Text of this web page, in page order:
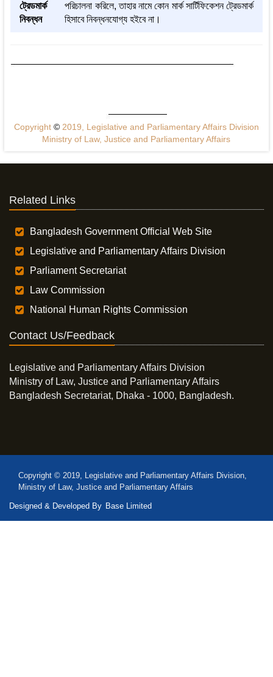
ট্রেডমার্ক
নিবন্ধন
পরিচালনা করিলে, তাহার নামে কোন মার্ক সার্টিফিকেশন ট্রেডমার্ক
হিসাবে নিবন্ধনযোগ্য হইবে না।
Copyright ©2019, Legislative and Parliamentary Affairs Division
Ministry of Law, Justice and Parliamentary Affairs
Related Links
Bangladesh Government Official Web Site
Legislative and Parliamentary Affairs Division
Parliament Secretariat
Law Commission
National Human Rights Commission
Contact Us/Feedback
Legislative and Parliamentary Affairs Division
Ministry of Law, Justice and Parliamentary Affairs
Bangladesh Secretariat, Dhaka - 1000, Bangladesh.
Copyright © 2019, Legislative and Parliamentary Affairs Division,
Ministry of Law, Justice and Parliamentary Affairs
Designed & Developed By Base Limited